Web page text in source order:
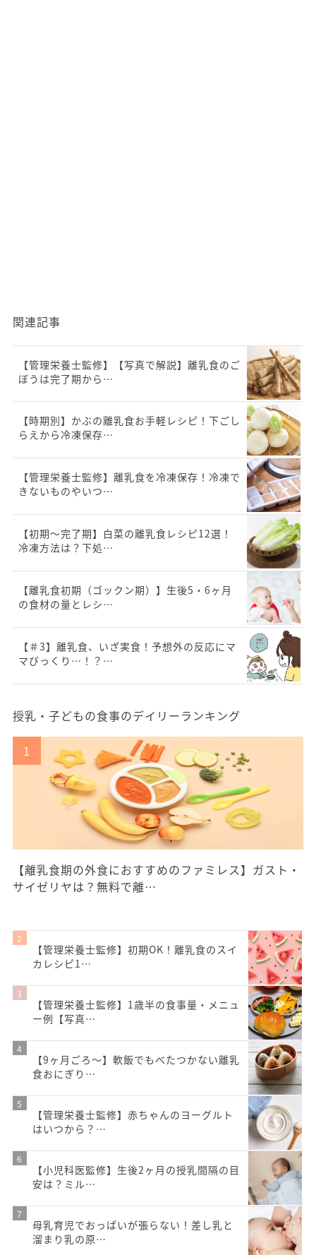
関連記事
【管理栄養士監修】【写真で解説】離乳食のご
ぼうは完了期から…
【時期別】かぶの離乳食お手軽レシピ！下ごし
らえから冷凍保存…
【管理栄養士監修】離乳食を冷凍保存！冷凍で
きないものやいつ…
【初期〜完了期】白菜の離乳食レシピ12選！
冷凍方法は？下処…
【離乳食初期（ゴックン期）】生後5・6ヶ月
の食材の量とレシ…
【＃3】離乳食、いざ実食！予想外の反応にマ
マびっくり…！？…
授乳・子どもの食事のデイリーランキング
【離乳食期の外食におすすめのファミレス】ガスト・
サイゼリヤは？無料で離…
【管理栄養士監修】初期OK！離乳食のスイ
カレシピ1…
【管理栄養士監修】1歳半の食事量・メニュ
ー例【写真…
【9ヶ月ごろ〜】軟飯でもべたつかない離乳
食おにぎり…
【管理栄養士監修】赤ちゃんのヨーグルト
はいつから？…
【小児科医監修】生後2ヶ月の授乳間隔の目
安は？ミル…
母乳育児でおっぱいが張らない！差し乳と
溜まり乳の原…